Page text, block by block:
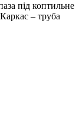
під коптильне
– труба